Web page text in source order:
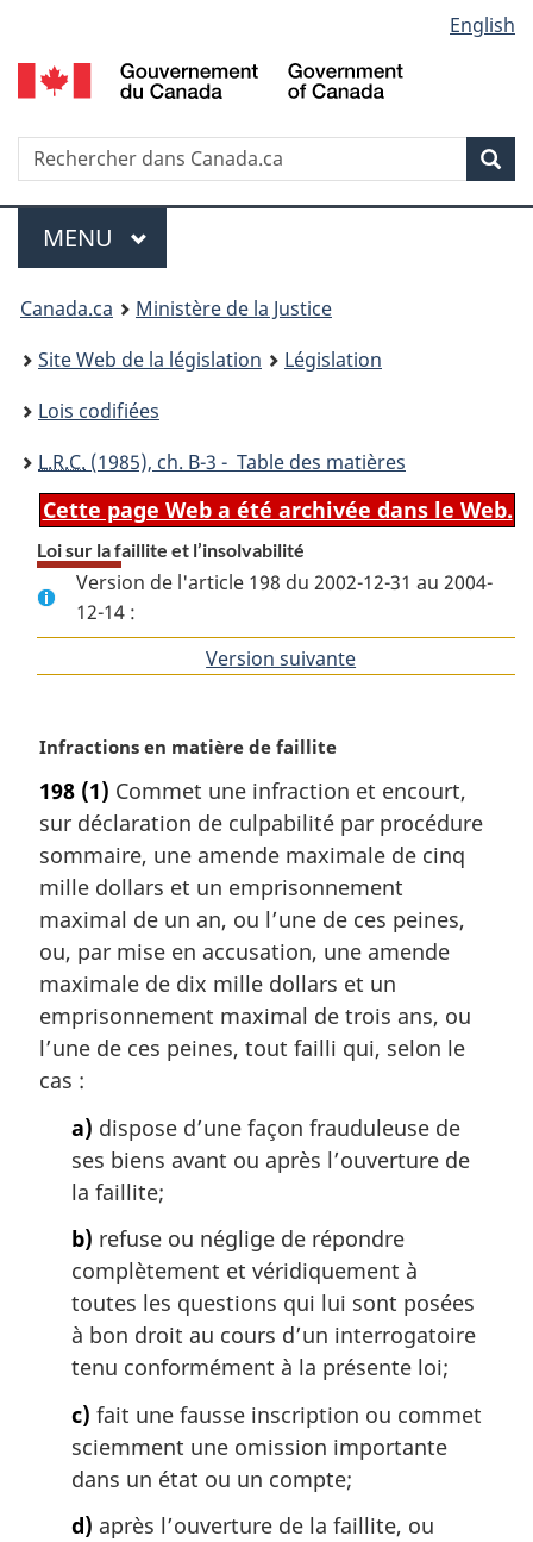
au
contenu
propos
de
la
HTML
simplifiée
selection
English
Recherche
Menu
MENU PRINCIPAL
You
are
here:
Canada.ca
Ministère de la Justice
Site Web de la législation
Législation
Lois codifiées
L.R.C. (1985), ch. B-3 - Table des matières
Cette page Web a été archivée dans le Web.
Loi sur la faillite et l’insolvabilité
Version de l'article 198 du 2002-12-31 au 2004-
12-14 :
Version suivante
N
t
e
m
a
g
i
n
a
l
e
:
Infractions en matière de faillite
198 (1) Commet une infraction et encourt,
sur déclaration de culpabilité par procédure
sommaire, une amende maximale de cinq
mille dollars et un emprisonnement
maximal de un an, ou l’une de ces peines,
ou, par mise en accusation, une amende
maximale de dix mille dollars et un
emprisonnement maximal de trois ans, ou
l’une de ces peines, tout failli qui, selon le
cas :
a) dispose d’une façon frauduleuse de
ses biens avant ou après l’ouverture de
la faillite;
b) refuse ou néglige de répondre
complètement et véridiquement à
toutes les questions qui lui sont posées
à bon droit au cours d’un interrogatoire
tenu conformément à la présente loi;
c) fait une fausse inscription ou commet
sciemment une omission importante
dans un état ou un compte;
d) après l’ouverture de la faillite, ou